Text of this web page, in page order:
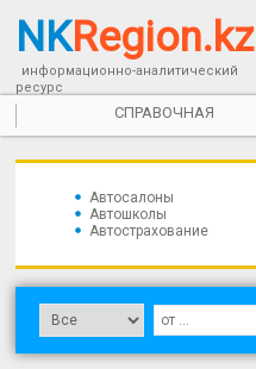
NKRegion.kz
информационно-аналитический
ресурс
СПРАВОЧНАЯ
Автосалоны
Автошколы
Автострахование